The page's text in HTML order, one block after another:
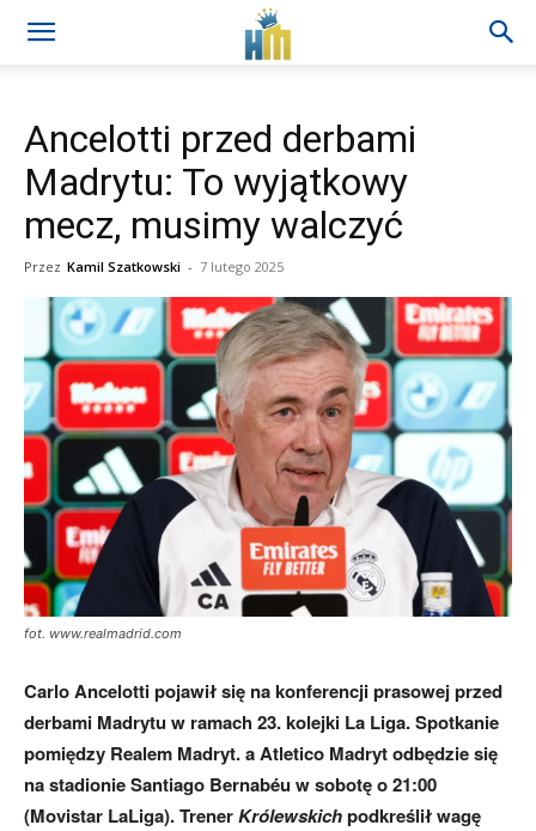
Ancelotti przed derbami
Madrytu: To wyjątkowy
mecz, musimy walczyć
Przez Kamil Szatkowski - 7 lutego 2025
fot. www.realmadrid.com
Carlo Ancelotti pojawił się na konferencji prasowej przed
derbami Madrytu w ramach 23. kolejki La Liga. Spotkanie
pomiędzy Realem Madryt. a Atletico Madryt odbędzie się
na stadionie Santiago Bernabéu w sobotę o 21:00
(Movistar LaLiga). TrenerKrólewskichpodkreślił wagę